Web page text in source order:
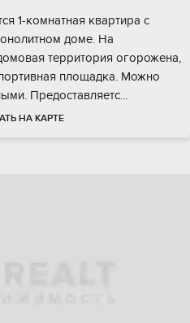
1-комнатная квартира с
доме. На
территория огорожена,
площадка. Можно
Предоставляетс...
НА КАРТЕ